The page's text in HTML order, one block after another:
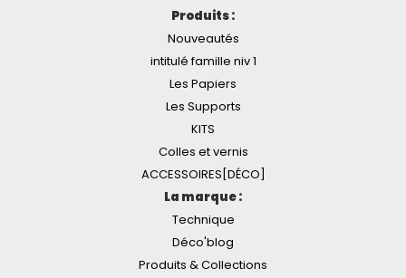
Produits :
Nouveautés
intitulé famille niv 1
Les Papiers
Les Supports
KITS
Colles et vernis
ACCESSOIRES[DÉCO]
La marque :
Technique
Déco'blog
Produits & Collections